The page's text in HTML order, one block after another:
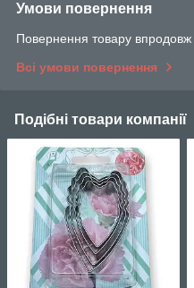
Умови повернення
Повернення товару впродовж
Всі умови повернення
Подібні товари компанії